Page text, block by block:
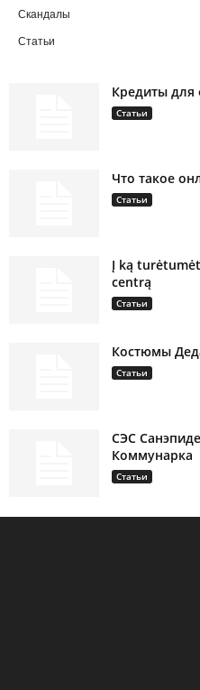
Скандалы
Статьи
Кредиты для
Статьи
Что такое
Статьи
Į ką
centrą
Статьи
Костюмы
Статьи
СЭС
Коммунарка
Статьи